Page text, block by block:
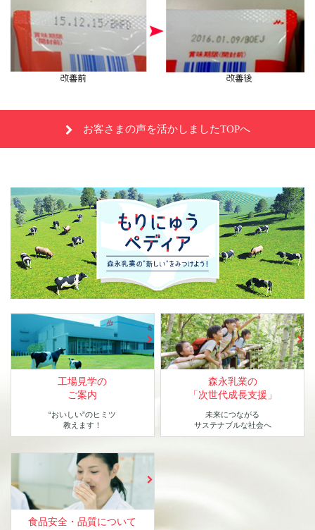
お客さまの声を活かしましたTOPへ
工場見学の
ご案内
“おいしい”のヒミツ
教えます！
森永乳業の
「次世代成長支援」
未来につながる
サステナブルな社会へ
食品安全・品質について